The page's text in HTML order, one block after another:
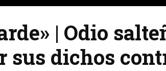
| Odio
sus dichos